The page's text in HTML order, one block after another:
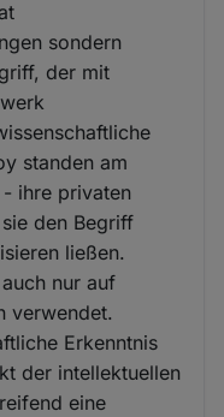
sondern
der mit
standen am
ihre privaten
den Begriff
ließen.
nur auf
verwendet.
Erkenntnis
der intellektuellen
eine